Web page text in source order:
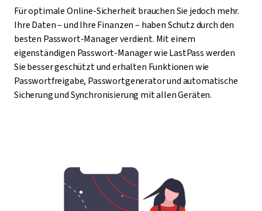
Für optimale Online-Sicherheit brauchen Sie jedoch mehr.
Ihre Daten – und Ihre Finanzen – haben Schutz durch den
besten Passwort-Manager verdient. Mit einem
eigenständigen Passwort-Manager wie LastPass werden
Sie besser geschützt und erhalten Funktionen wie
Passwortfreigabe, Passwortgenerator und automatische
Sicherung und Synchronisierung mit allen Geräten.